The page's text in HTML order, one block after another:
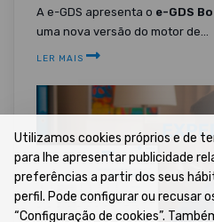
A e-GDS apresenta o e-GDS
uma nova versão do motor de...
LER MAIS
Utilizamos cookies próprios e de
para lhe apresentar publicidade
preferências a partir dos seus
perfil. Pode configurar ou recusar
“Configuração de cookies”.